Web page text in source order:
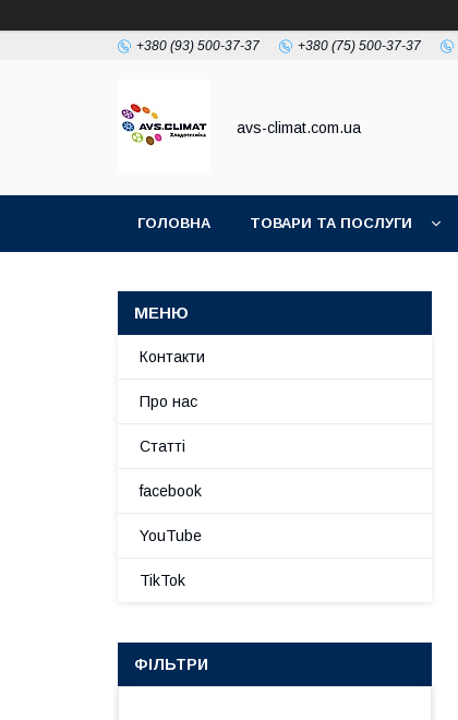
+380 (93) 500-37-37 +380 (75) 500-37-37
avs-climat.com.ua
ГОЛОВНА ТОВАРИ ТА ПОСЛУГИ
Контакти
Про нас
Статті
facebook
YouTube
TikTok
ФІЛЬТРИ